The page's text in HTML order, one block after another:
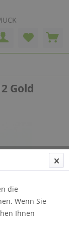
Gold
die
Wenn Sie
Ihnen